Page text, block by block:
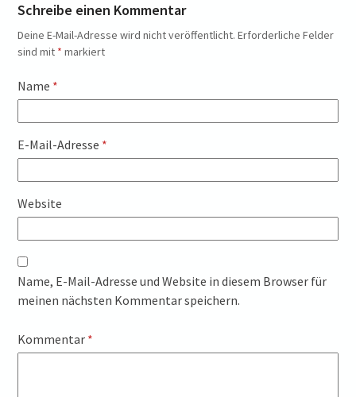
Schreibe einen Kommentar
Deine E-Mail-Adresse wird nicht veröffentlicht. Erforderliche Felder
sind mit * markiert
Name *
E-Mail-Adresse *
Website
Name, E-Mail-Adresse und Website in diesem Browser für
meinen nächsten Kommentar speichern.
Kommentar *